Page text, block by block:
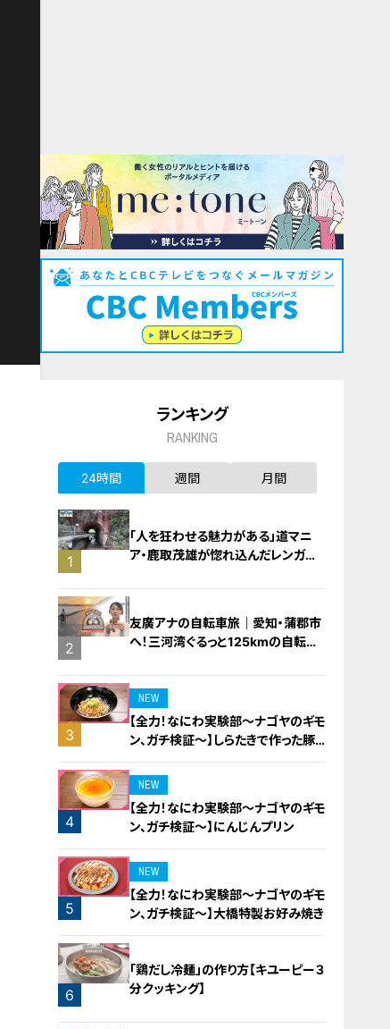
ランキング
RANKING
24時間 週間 月間
1
「人を狂わせる魅力がある」道マニ
ア・鹿取茂雄が惚れ込んだレンガの
2
友廣アナの自転車旅｜愛知・蒲郡市
へ！三河湾ぐるっと125kmの自転車
3
NEW
【全力！なにわ実験部～ナゴヤのギモ
ン、ガチ検証～】しらたきで作った豚
バラミンチの油そば
4
NEW
【全力！なにわ実験部～ナゴヤのギモ
ン、ガチ検証～】にんじんプリン
5
NEW
【全力！なにわ実験部～ナゴヤのギモ
ン、ガチ検証～】大橋特製お好み焼き
6
「鶏だし冷麺」の作り方【キユーピー３
分クッキング】